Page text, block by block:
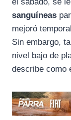
sanguíneas
mejoró
Sin embargo,
nivel bajo de
describe como